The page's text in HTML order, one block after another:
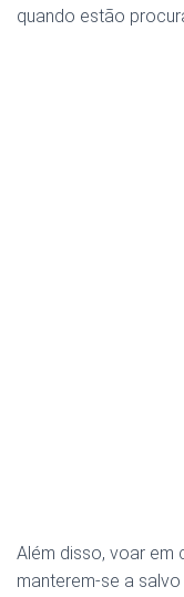
quando estão
Além disso, voar em
manterem-se a